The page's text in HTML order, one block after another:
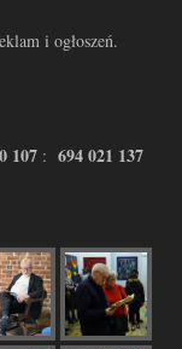
i ogłoszeń.
107 : 694 021 137